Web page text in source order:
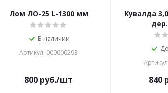
Лом ЛО-25 L-1300 мм
В наличии
Артикул: 000000293
800 руб./шт
Кувалда
840